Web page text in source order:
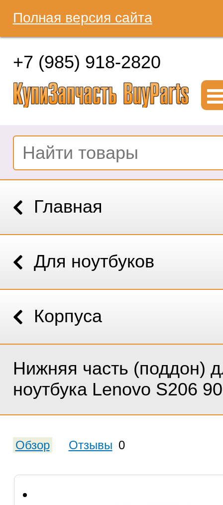
Полная версия сайта
+7 (985) 918-2820
Главная
Для ноутбуков
Корпуса
Нижняя часть (поддон)
ноутбука Lenovo S206
Обзор Отзывы 0